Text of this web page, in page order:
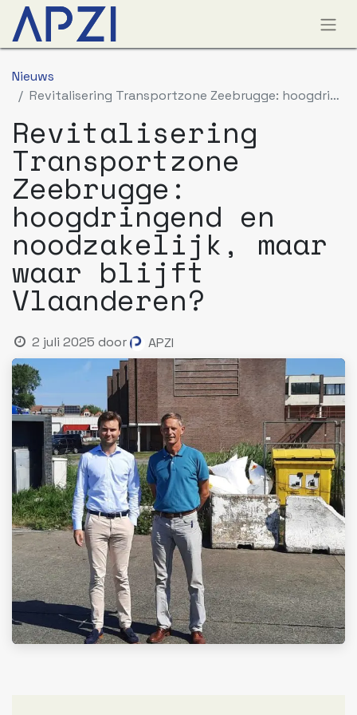
Nieuws
Revitalisering Transportzone Zeebrugge: hoogdringend en noodzakelijk, maar waar blijft Vlaanderen?
Revitalisering
Transportzone
Zeebrugge:
hoogdringend en
noodzakelijk, maar
waar blijft
Vlaanderen?
2 juli 2025 door APZI